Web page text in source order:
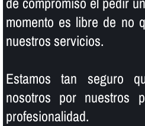
momento es libre de no
nuestros servicios.
Estamos tan seguro
nosotros por nuestros
profesionalidad.